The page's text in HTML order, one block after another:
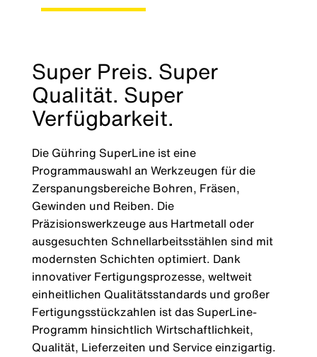
Super Preis. Super
Qualität. Super
Verfügbarkeit.
Die Gühring SuperLine ist eine
Programmauswahl an Werkzeugen für die
Zerspanungsbereiche Bohren, Fräsen,
Gewinden und Reiben. Die
Präzisionswerkzeuge aus Hartmetall oder
ausgesuchten Schnellarbeitsstählen sind mit
modernsten Schichten optimiert. Dank
innovativer Fertigungsprozesse, weltweit
einheitlichen Qualitätsstandards und großer
Fertigungsstückzahlen ist das SuperLine-
Programm hinsichtlich Wirtschaftlichkeit,
Qualität, Lieferzeiten und Service einzigartig.